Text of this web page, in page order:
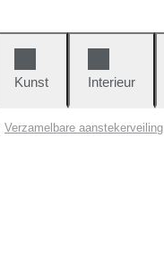
Kunst
Interieur
Verzamelbare aanstekerveiling